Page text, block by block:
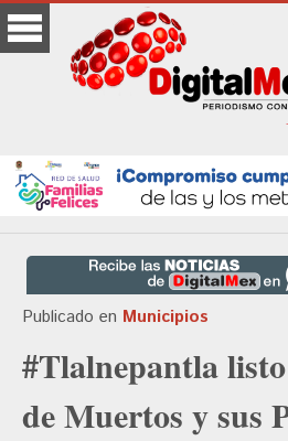
Publicado en Municipios
#Tlalnepantla
de Muertos y sus